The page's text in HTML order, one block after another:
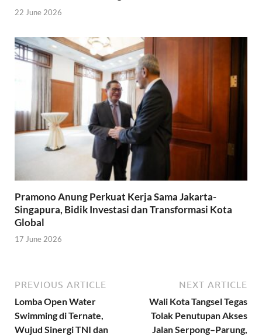
22 June 2026
Pramono Anung Perkuat Kerja Sama Jakarta-
Singapura, Bidik Investasi dan Transformasi Kota
Global
17 June 2026
PREVIOUS ARTICLE
Lomba Open Water
Swimming di Ternate,
Wujud Sinergi TNI dan
NEXT ARTICLE
Wali Kota Tangsel Tegas
Tolak Penutupan Akses
Jalan Serpong–Parung,